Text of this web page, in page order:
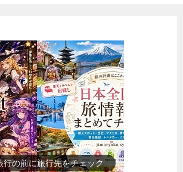
行の前に旅行先をチェック